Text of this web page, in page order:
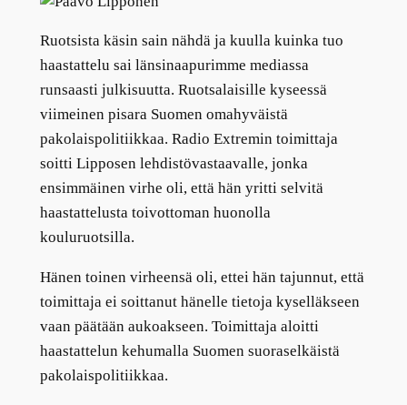
Ruotsista käsin sain nähdä ja kuulla kuinka tuo
haastattelu sai länsinaapurimme mediassa
runsaasti julkisuutta. Ruotsalaisille kyseessä
viimeinen pisara Suomen omahyväistä
pakolaispolitiikkaa. Radio Extremin toimittaja
soitti Lipposen lehdistövastaavalle, jonka
ensimmäinen virhe oli, että hän yritti selvitä
haastattelusta toivottoman huonolla
kouluruotsilla.
Hänen toinen virheensä oli, ettei hän tajunnut, että
toimittaja ei soittanut hänelle tietoja kyselläkseen
vaan päätään aukoakseen. Toimittaja aloitti
haastattelun kehumalla Suomen suoraselkäistä
pakolaispolitiikkaa.